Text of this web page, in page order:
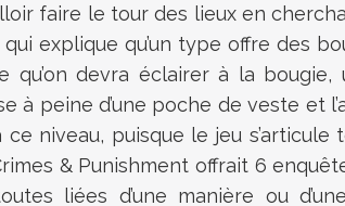
faire le tour des lieux en
explique qu’un type offre des
qu’on devra éclairer à la
à peine d’une poche de veste et
ce niveau, puisque le jeu s’articule
& Punishment offrait 6
liées d’une manière ou